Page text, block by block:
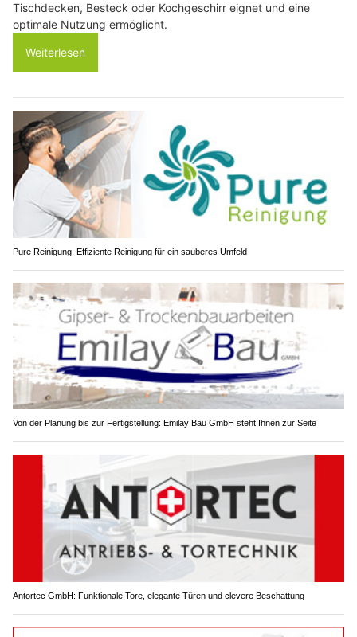
Tischdecken, Besteck oder Kochgeschirr eignet und eine
optimale Nutzung ermöglicht.
Weiterlesen
Pure Reinigung: Effiziente Reinigung für ein sauberes Umfeld
Von der Planung bis zur Fertigstellung: Emilay Bau GmbH steht Ihnen zur Seite
Antortec GmbH: Funktionale Tore, elegante Türen und clevere Beschattung